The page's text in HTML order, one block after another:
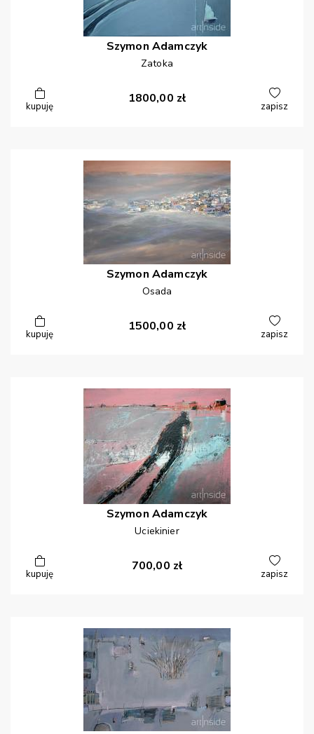
Szymon Adamczyk
Zatoka
kupuję
1800,00 zł
zapisz
Szymon Adamczyk
Osada
kupuję
1500,00 zł
zapisz
Szymon Adamczyk
Uciekinier
kupuję
700,00 zł
zapisz